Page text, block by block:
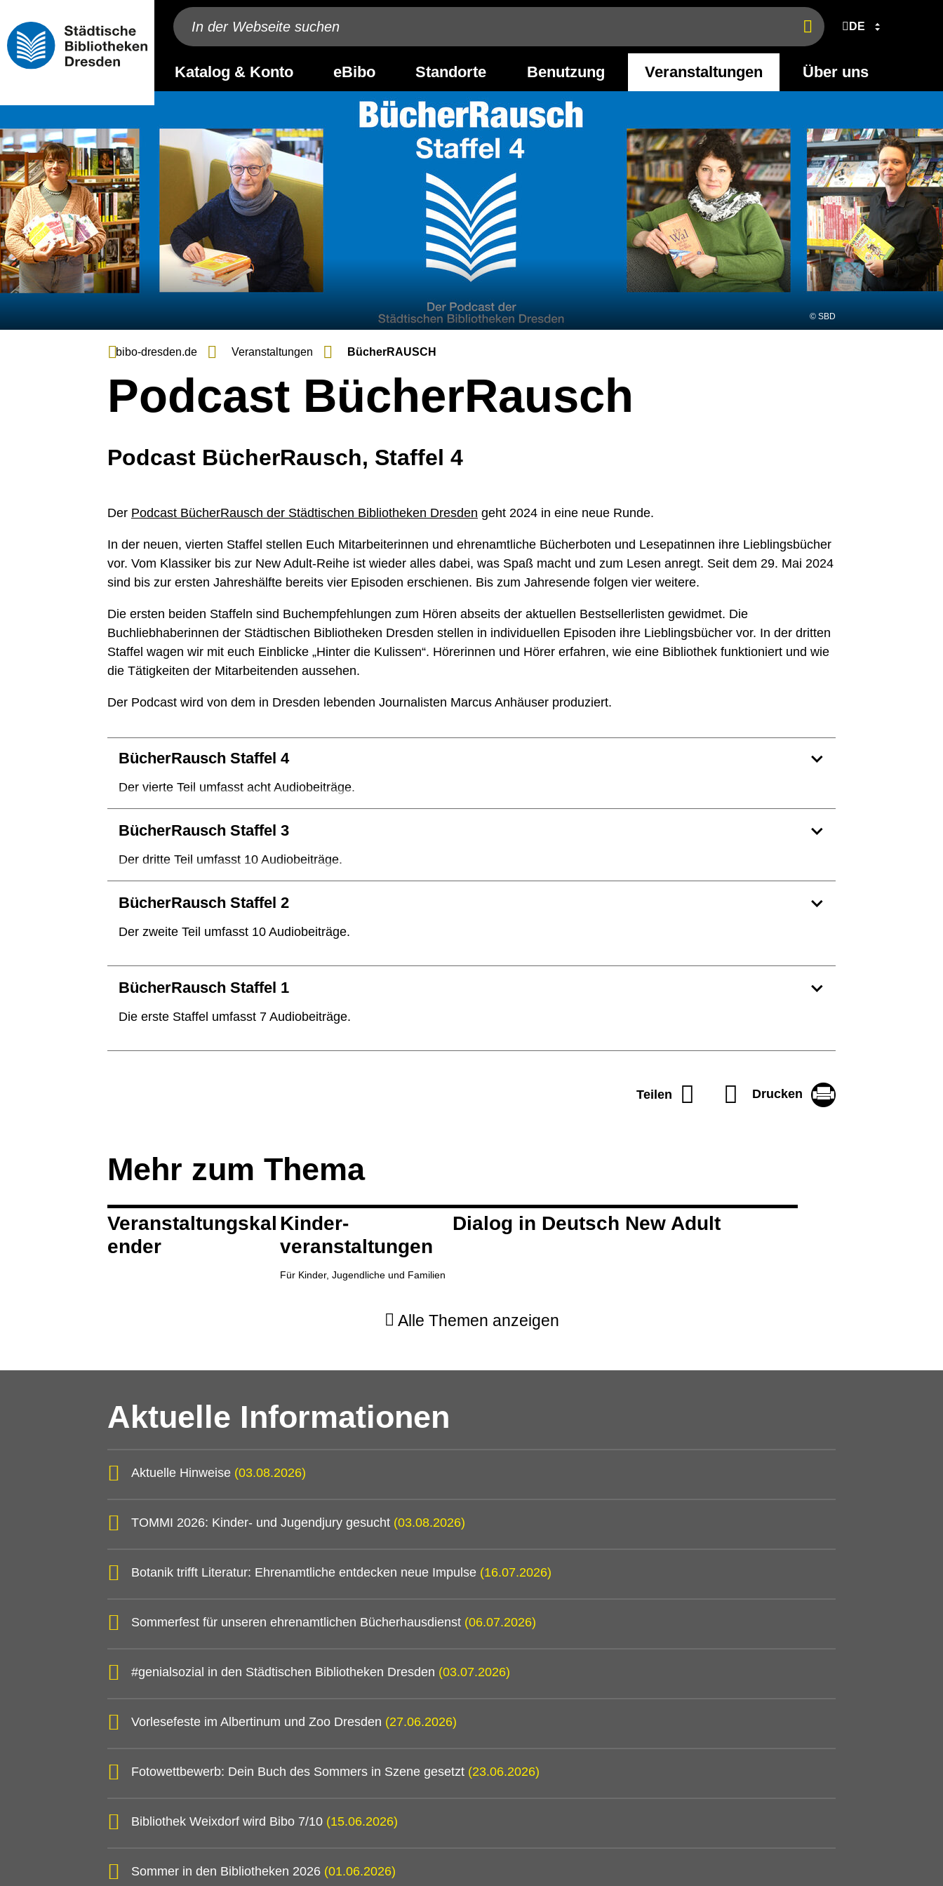
Jetzt
finden
DE
Katalog & Konto eBibo Standorte Benutzung Veranstaltungen Über uns
© SBD
bibo-dresden.de Veranstaltungen BücherRAUSCH
Podcast BücherRausch
Podcast BücherRausch, Staffel 4
Der Podcast BücherRausch der Städtischen Bibliotheken Dresden geht 2024 in eine neue Runde.
In der neuen, vierten Staffel stellen Euch Mitarbeiterinnen und ehrenamtliche Bücherboten und Lesepatinnen ihre Lieblingsbücher
vor. Vom Klassiker bis zur New Adult-Reihe ist wieder alles dabei, was Spaß macht und zum Lesen anregt. Seit dem 29. Mai 2024
sind bis zur ersten Jahreshälfte bereits vier Episoden erschienen. Bis zum Jahresende folgen vier weitere.
Die ersten beiden Staffeln sind Buchempfehlungen zum Hören abseits der aktuellen Bestsellerlisten gewidmet. Die
Buchliebhaberinnen der Städtischen Bibliotheken Dresden stellen in individuellen Episoden ihre Lieblingsbücher vor. In der dritten
Staffel wagen wir mit euch Einblicke „Hinter die Kulissen“. Hörerinnen und Hörer erfahren, wie eine Bibliothek funktioniert und wie
die Tätigkeiten der Mitarbeitenden aussehen.
Der Podcast wird von dem in Dresden lebenden Journalisten Marcus Anhäuser produziert.
BücherRausch Staffel 4
Der vierte Teil umfasst acht Audiobeiträge.
BücherRausch Staffel 3
Der dritte Teil umfasst 10 Audiobeiträge.
BücherRausch Staffel 2
Der zweite Teil umfasst 10 Audiobeiträge.
BücherRausch Staffel 1
Die erste Staffel umfasst 7 Audiobeiträge.
Teilen Drucken
Mehr zum Thema
Veranstaltungskal
ender
Kinder­
veranstaltungen
Für Kinder, Jugendliche und Familien
Dialog in Deutsch New Adult
Alle Themen anzeigen
Aktuelle Informationen
Aktuelle Hinweise (03.08.2026)
TOMMI 2026: Kinder- und Jugendjury gesucht (03.08.2026)
Botanik trifft Literatur: Ehrenamtliche entdecken neue Impulse (16.07.2026)
Sommerfest für unseren ehrenamtlichen Bücherhausdienst (06.07.2026)
#genialsozial in den Städtischen Bibliotheken Dresden (03.07.2026)
Vorlesefeste im Albertinum und Zoo Dresden (27.06.2026)
Fotowettbewerb: Dein Buch des Sommers in Szene gesetzt (23.06.2026)
Bibliothek Weixdorf wird Bibo 7/10 (15.06.2026)
Sommer in den Bibliotheken 2026 (01.06.2026)